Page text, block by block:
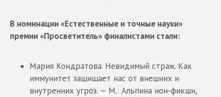
В номинации «Естественные и точные науки»
премии «Просветитель» финалистами стали:
Мария Кондратова. Невидимый страж. Как
иммунитет защищает нас от внешних и
внутренних угроз. — М.: Альпина нон-фикшн,